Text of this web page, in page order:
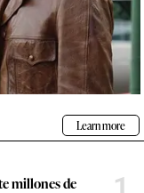
millones de